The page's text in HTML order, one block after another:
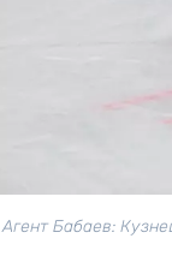
Агент Бабаев: